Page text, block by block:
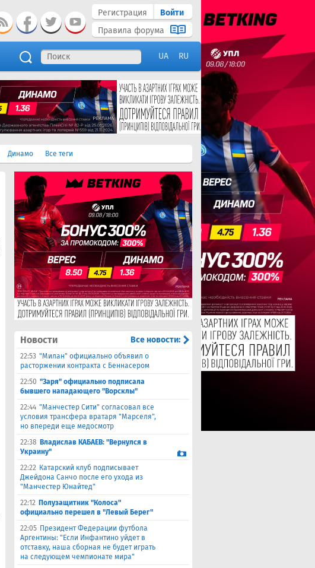
Регистрация
Войти
Правила форума
UA RU
Динамо Все теги
Новости Все новости:
22:53 "Милан" официально объявил о
расторжении контракта с Беннасером
22:50 "Заря" официально подписала
бывшего нападающего "Ворсклы"
22:44 "Манчестер Сити" согласовал все
условия трансфера вратаря "Марселя",
но впереди еще медосмотр
22:38 Владислав КАБАЕВ: "Вернулся в
Украину"
22:22 Катарский клуб подписывает
Джейдона Санчо после его ухода из
"Манчестер Юнайтед"
22:12 Полузащитник "Колоса"
официально перешел в "Левый Берег"
22:05 Президент Федерации футбола
Аргентины: "Если Инфантино уйдет в
отставку, наша сборная не будет играть
на следующем чемпионате мира"